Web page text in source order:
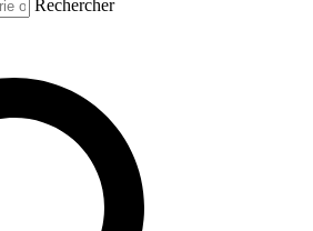
Rechercher